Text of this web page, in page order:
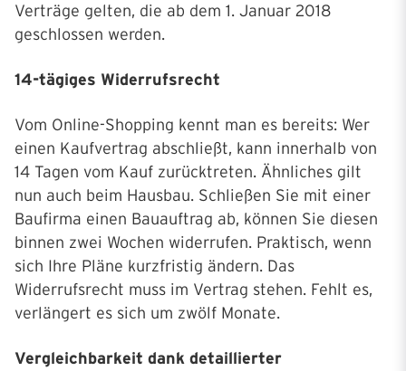
Verträge gelten, die ab dem 1. Januar 2018
geschlossen werden.
14-tägiges Widerrufsrecht
Vom Online-Shopping kennt man es bereits: Wer
einen Kaufvertrag abschließt, kann innerhalb von
14 Tagen vom Kauf zurücktreten. Ähnliches gilt
nun auch beim Hausbau. Schließen Sie mit einer
Baufirma einen Bauauftrag ab, können Sie diesen
binnen zwei Wochen widerrufen. Praktisch, wenn
sich Ihre Pläne kurzfristig ändern. Das
Widerrufsrecht muss im Vertrag stehen. Fehlt es,
verlängert es sich um zwölf Monate.
Vergleichbarkeit dank detaillierter